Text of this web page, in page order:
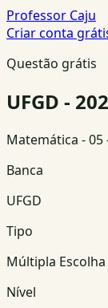
Professor Caju
Criar conta
Questão grátis
UFGD -
Matemática - 05
Banca
UFGD
Tipo
Múltipla Escolha
Nível